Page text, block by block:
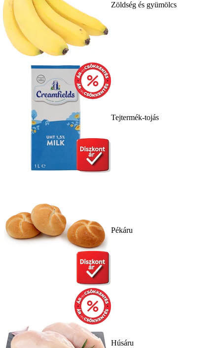
Zöldség és gyümölcs
Tejtermék-tojás
Pékáru
Húsáru